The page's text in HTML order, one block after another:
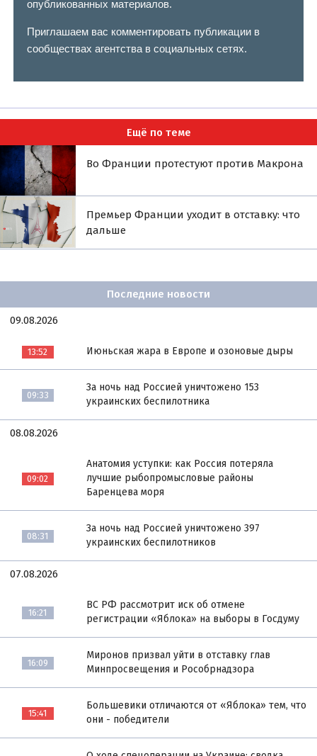
опубликованных материалов.
Приглашаем вас комментировать публикации в
сообществах агентства в социальных сетях.
Ещё по теме
Во Франции протестуют против Макрона
Премьер Франции уходит в отставку: что
дальше
Последние новости
09.08.2026
13:52 Июньская жара в Европе и озоновые дыры
09:33
За ночь над Россией уничтожено 153
украинских беспилотника
08.08.2026
09:02
Анатомия уступки: как Россия потеряла
лучшие рыбопромысловые районы
Баренцева моря
08:31
За ночь над Россией уничтожено 397
украинских беспилотников
07.08.2026
16:21
ВС РФ рассмотрит иск об отмене
регистрации «Яблока» на выборы в Госдуму
16:09
Миронов призвал уйти в отставку глав
Минпросвещения и Рособрнадзора
15:41
Большевики отличаются от «Яблока» тем, что
они - победители